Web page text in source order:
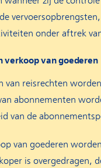
onder aftrek
verkoop van goederen
van reisrechten
abonnementen
van de
van goederen
is overgedragen,